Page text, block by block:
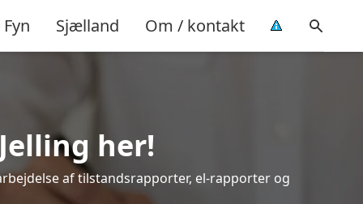
Fyn Sjælland Om / kontakt
her!
af tilstandsrapporter, el-rapporter og